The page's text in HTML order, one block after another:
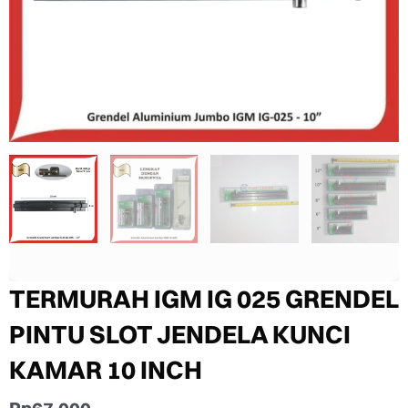
TERMURAH IGM IG 025 GRENDEL
PINTU SLOT JENDELA KUNCI
KAMAR 10 INCH